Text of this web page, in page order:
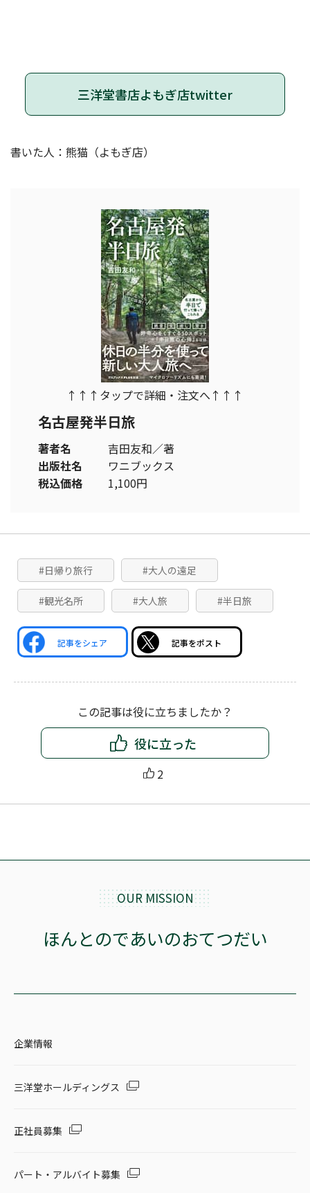
三洋堂書店よもぎ店twitter
書いた人：熊猫（よもぎ店）
↑↑↑タップで詳細・注文へ↑↑↑
名古屋発半日旅
著者名
吉田友和／著
出版社名
ワニブックス
税込価格
1,100円
#日帰り旅行 #大人の遠足
#観光名所 #大人旅 #半日旅
記事をシェア 記事をポスト
この記事は役に立ちましたか？
役に立った
2
OUR MISSION
ほんとのであいのおてつだい
企業情報
三洋堂ホールディングス
正社員募集
パート・アルバイト募集